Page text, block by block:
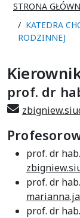
STRONA
KATEDRA
RODZINNEJ
prof. dr
prof. dr
prof. dr
prof. dr